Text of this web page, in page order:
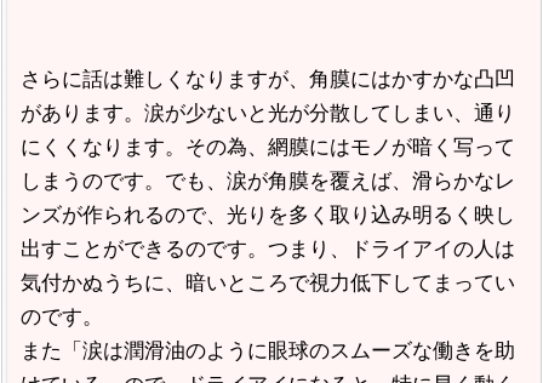
さらに話は難しくなりますが、角膜にはかすかな凸凹
があります。涙が少ないと光が分散してしまい、通り
にくくなります。その為、網膜にはモノが暗く写って
しまうのです。でも、涙が角膜を覆えば、滑らかなレ
ンズが作られるので、光りを多く取り込み明るく映し
出すことができるのです。つまり、ドライアイの人は
気付かぬうちに、暗いところで視力低下してまってい
のです。
また「涙は潤滑油のように眼球のスムーズな働きを助